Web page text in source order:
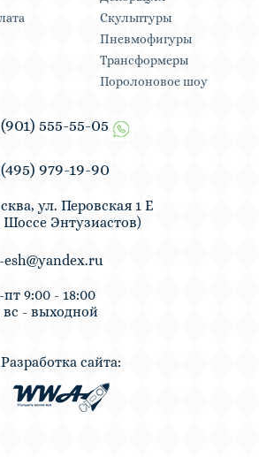
Скульптуры
Пневмофигуры
Трансформеры
Поролоновое шоу
555-55-05
979-19-90
ул. Перовская 1 Е
Энтузиастов)
9:00 - 18:00
вс - выходной
Разработка сайта: